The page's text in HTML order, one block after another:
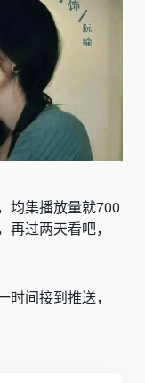
均集播放量就700
过两天看吧，
时间接到推送，